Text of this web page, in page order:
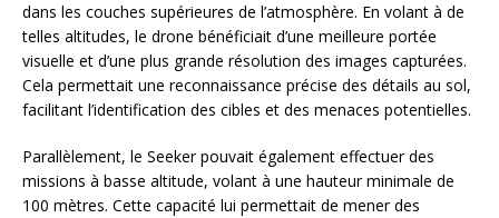
dans les couches supérieures de l’atmosphère. En volant à de
telles altitudes, le drone bénéficiait d’une meilleure portée
visuelle et d’une plus grande résolution des images capturées.
Cela permettait une reconnaissance précise des détails au sol,
facilitant l’identification des cibles et des menaces potentielles.
Parallèlement, le Seeker pouvait également effectuer des
missions à basse altitude, volant à une hauteur minimale de
100 mètres. Cette capacité lui permettait de mener des